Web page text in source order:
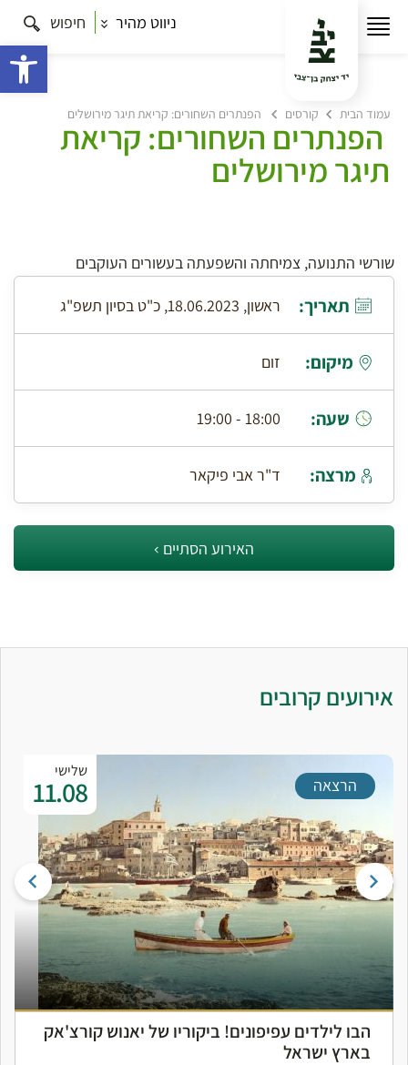
ניווט מהיר חיפוש
עמוד הבית קורסים הפנתרים השחורים: קריאת תיגר מירושלים
הפנתרים השחורים: קריאת
תיגר מירושלים
שורשי התנועה, צמיחתה והשפעתה בעשורים העוקבים
תאריך: ראשון, 18.06.2023, כ"ט בסיון תשפ"ג
מיקום: זום
שעה: 18:00 - 19:00
מרצה: ד"ר אבי פיקאר
האירוע הסתיים
אירועים קרובים
שלישי
11.08 הרצאה
הבו לילדים עפיפונים! ביקוריו של יאנוש קורצ'אק
בארץ ישראל